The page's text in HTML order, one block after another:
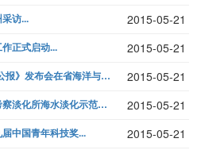
访... 2015-05-21
正式启动... 2015-05-21
《2005年山东海洋环境质量公报》发布会在省海洋与渔业厅召开... 2015-05-21
纳米比亚前总统努乔马一行考察淡化所海水淡化示范工程... 2015-05-21
中国青年科技奖... 2015-05-21